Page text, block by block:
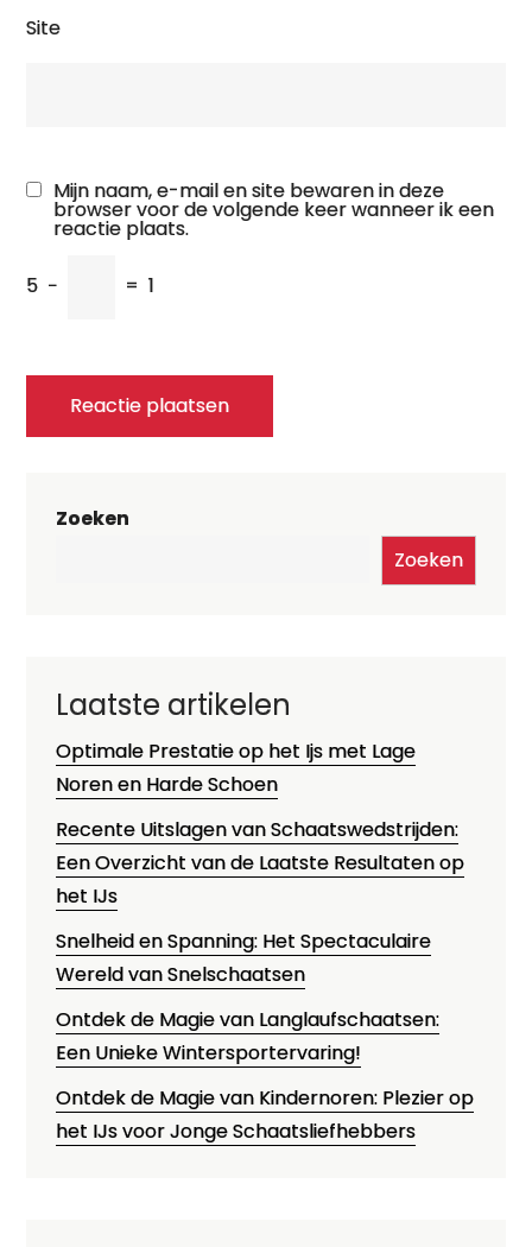
Site
Mijn naam, e-mail en site bewaren in deze
browser voor de volgende keer wanneer ik een
reactie plaats.
5 − = 1
Zoeken
Zoeken
Laatste artikelen
Optimale Prestatie op het Ijs met Lage
Noren en Harde Schoen
Recente Uitslagen van Schaatswedstrijden:
Een Overzicht van de Laatste Resultaten op
het IJs
Snelheid en Spanning: Het Spectaculaire
Wereld van Snelschaatsen
Ontdek de Magie van Langlaufschaatsen:
Een Unieke Wintersportervaring!
Ontdek de Magie van Kindernoren: Plezier op
het IJs voor Jonge Schaatsliefhebbers